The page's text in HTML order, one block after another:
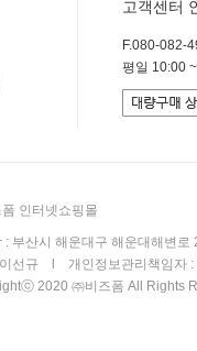
고객센터
F.080-082-
평일 10:00
인터넷쇼핑몰
: 부산시 해운대구 해운대해변
이선규 l 개인정보관리책임자
2020 ㈜비즈폼 All Rights